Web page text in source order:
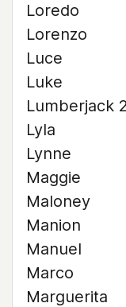
Loredo
Lorenzo
Luce
Luke
Lumberjack
Lyla
Lynne
Maggie
Maloney
Manion
Manuel
Marco
Marguerita